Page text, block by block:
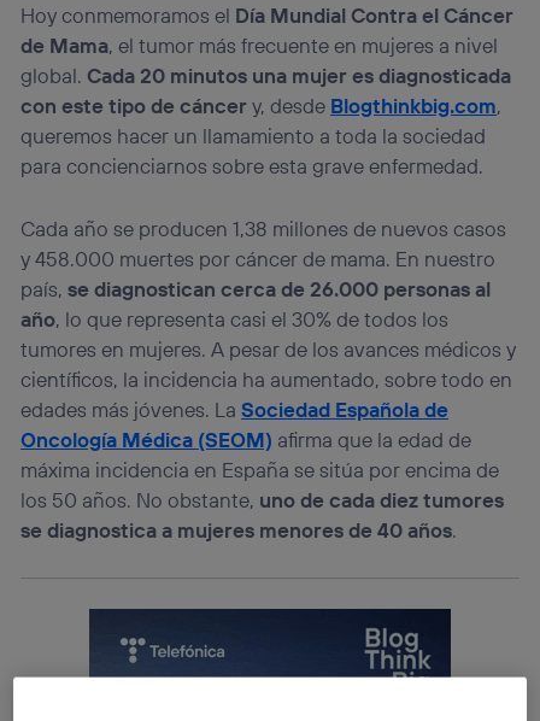
Hoy conmemoramos el Día Mundial Contra el Cáncer
de Mama, el tumor más frecuente en mujeres a nivel
global. Cada 20 minutos una mujer es diagnosticada
con este tipo de cáncery, desde Blogthinkbig.com,
queremos hacer un llamamiento a toda la sociedad
para concienciarnos sobre esta grave enfermedad.
Cada año se producen 1,38 millones de nuevos casos
y 458.000 muertes por cáncer de mama. En nuestro
país,se diagnostican cerca de 26.000 personas al
año, lo que representa casi el 30% de todos los
tumores en mujeres. A pesar de los avances médicos y
científicos, la incidencia ha aumentado, sobre todo en
edades más jóvenes. LaSociedad Española de
Oncología Médica (SEOM) afirma que la edad de
máxima incidencia en España se sitúa por encima de
los 50 años. No obstante, uno de cada diez tumores
se diagnostica a mujeres menores de 40 años.